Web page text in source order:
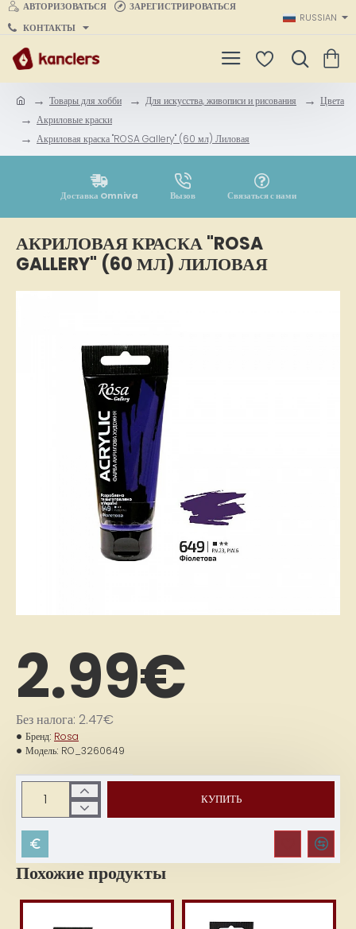
АВТОРИЗОВАТЬСЯ
ЗАРЕГИСТРИРОВАТЬСЯ
КОНТАКТЫ
RUSSIAN
m
e
Товары для хобби Для искусства, живописи и рисования
Цвета
Акриловые краски
Акриловая краска "ROSA Gallery" (60 мл) Лиловая
Доставка Omniva Вызов Связаться с нами
АКРИЛОВАЯ КРАСКА "ROSA
GALLERY" (60 МЛ) ЛИЛОВАЯ
2.99€
Без налога: 2.47€
Бренд: Rosa
Модель: RO_3260649
КУПИТЬ
Похожие продукты